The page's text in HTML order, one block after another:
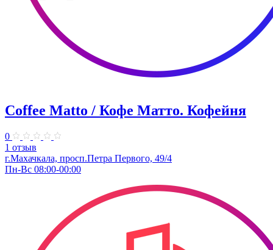
Coffee Matto / Кофе Матто. Кофейня
0
1 отзыв
г.Махачкала, ​просп.Петра Первого, 49/4
Пн-Вс 08:00-00:00